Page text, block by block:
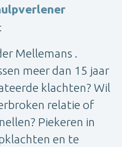
Mellemans .
meer dan 15 jaar
klachten? Wil
relatie of
Piekeren in
en te